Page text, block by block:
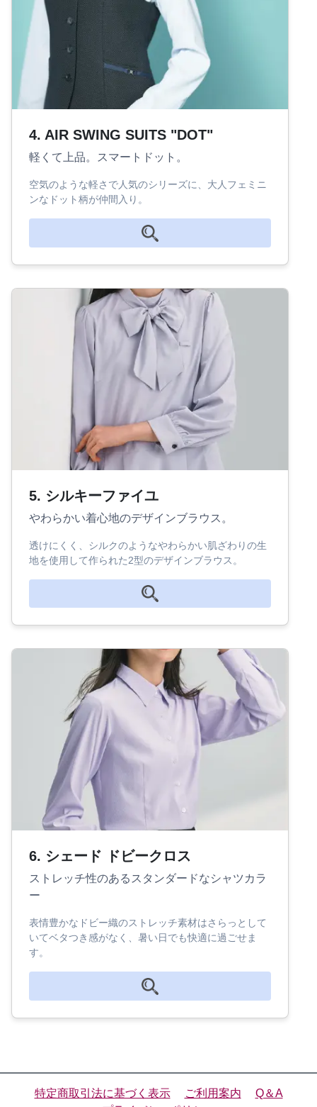
4. AIR SWING SUITS "DOT"
軽くて上品。スマートドット。
空気のような軽さで人気のシリーズに、大人フェミニ
ンなドット柄が仲間入り。
5. シルキーファイユ
やわらかい着心地のデザインブラウス。
透けにくく、シルクのようなやわらかい肌ざわりの生
地を使用して作られた2型のデザインブラウス。
6. シェード ドビークロス
ストレッチ性のあるスタンダードなシャツカラ
ー
表情豊かなドビー織のストレッチ素材はさらっとして
いてベタつき感がなく、暑い日でも快適に過ごせま
す。
特定商取引法に基づく表示 ご利用案内
Q＆A